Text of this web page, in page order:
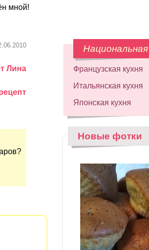
мной!
Лина
Национальная
Французская кухня
Итальянская кухня
Японская кухня
Новые фотки